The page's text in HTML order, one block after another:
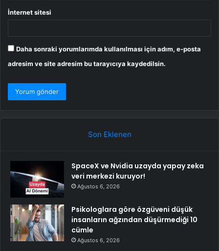
İnternet sitesi
Daha sonraki yorumlarımda kullanılması için adım, e-posta
adresim ve site adresim bu tarayıcıya kaydedilsin.
Son Eklenen
SpaceX ve Nvidia uzayda yapay zeka
veri merkezi kuruyor!
Ağustos 6, 2026
Psikologlara göre özgüveni düşük
insanların ağzından düşürmediği 10
cümle
Ağustos 6, 2026